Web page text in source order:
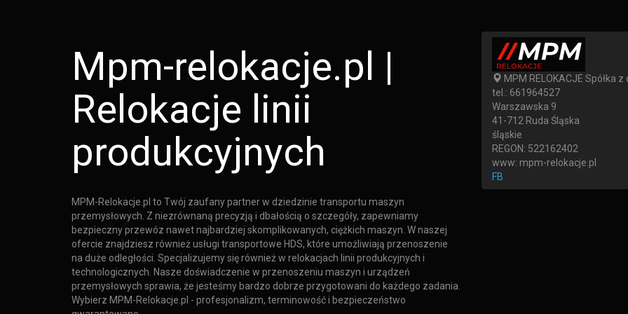
Mpm-relokacje.pl |
Relokacje linii
produkcyjnych
MPM-Relokacje.pl to Twój zaufany partner w dziedzinie transportu maszyn
przemysłowych. Z niezrównaną precyzją i dbałością o szczegóły, zapewniamy
bezpieczny przewóz nawet najbardziej skomplikowanych, ciężkich maszyn. W naszej
ofercie znajdziesz również usługi transportowe HDS, które umożliwiają przenoszenie
na duże odległości. Specjalizujemy się również w relokacjach linii produkcyjnych i
technologicznych. Nasze doświadczenie w przenoszeniu maszyn i urządzeń
przemysłowych sprawia, że jesteśmy bardzo dobrze przygotowani do każdego zadania.
Wybierz MPM-Relokacje.pl - profesjonalizm, terminowość i bezpieczeństwo
MPM RELOKACJE Spółka
tel.: 661964527
Warszawska 9
41-712 Ruda Śląska
śląskie
REGON: 522162402
www: mpm-relokacje.pl
FB